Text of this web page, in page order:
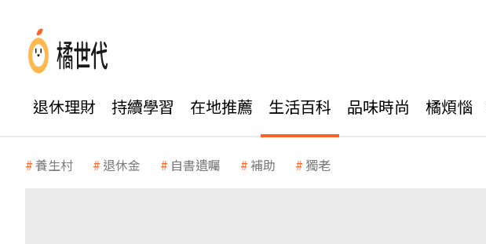
退休理財 持續學習 在地推薦 生活百科 品味時尚 橘煩惱
養生村 退休金 自書遺囑 補助 獨老